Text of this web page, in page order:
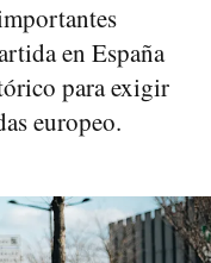
en España
para exigir
europeo.